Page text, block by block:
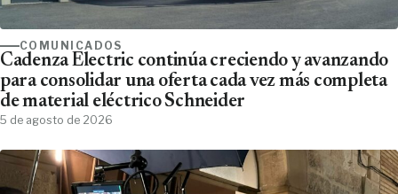
COMUNICADOS
Cadenza Electric continúa creciendo y avanzando
para consolidar una oferta cada vez más completa
de material eléctrico Schneider
5 de agosto de 2026